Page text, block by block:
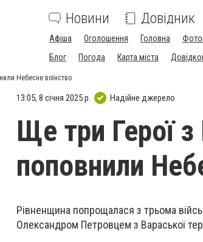
Новини Довідник
Афіша Оголошення Головна
Блог
Погода Карта міста
Небесне воїнство
13:05, 8 січня 2025 р. Надійне джерело
Ще три Герої
поповнили
Рівненщина попрощалася з трьома
Олександром Петровцем з Вараської